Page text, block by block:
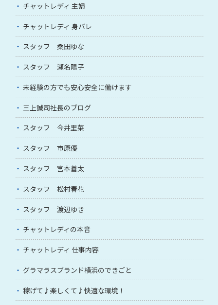
チャットレディ 主婦
チャットレディ 身バレ
スタッフ 桑田ゆな
スタッフ 瀬名陽子
未経験の方でも安心安全に働けます
三上誠司社長のブログ
スタッフ 今井里菜
スタッフ 市原優
スタッフ 宮本蒼太
スタッフ 松村春花
スタッフ 渡辺ゆき
チャットレディの本音
チャットレディ 仕事内容
グラマラスブランド横浜のできごと
稼げて♪楽しくて♪快適な環境！